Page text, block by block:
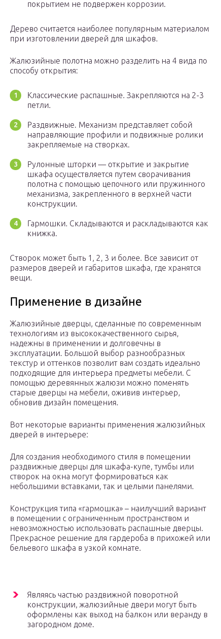
покрытием не подвержен коррозии.
Дерево считается наиболее популярным материалом
при изготовлении дверей для шкафов.
Жалюзийные полотна можно разделить на 4 вида по
способу открытия:
Классические распашные. Закрепляются на 2-3
петли.
Раздвижные. Механизм представляет собой
направляющие профили и подвижные ролики
закрепляемые на створках.
Рулонные шторки — открытие и закрытие
шкафа осуществляется путем сворачивания
полотна с помощью цепочного или пружинного
механизма, закрепленного в верхней части
конструкции.
Гармошки. Складываются и раскладываются как
книжка.
Створок может быть 1, 2, 3 и более. Все зависит от
размеров дверей и габаритов шкафа, где хранятся
вещи.
Применение в дизайне
Жалюзийные дверцы, сделанные по современным
технологиям из высококачественного сырья,
надежны в применении и долговечны в
эксплуатации. Большой выбор разнообразных
текстур и оттенков позволит вам создать идеально
подходящие для интерьера предметы мебели. С
помощью деревянных жалюзи можно поменять
старые дверцы на мебели, оживив интерьер,
обновив дизайн помещения.
Вот некоторые варианты применения жалюзийных
дверей в интерьере:
Для создания необходимого стиля в помещении
раздвижные дверцы для шкафа-купе, тумбы или
створок на окна могут формироваться как
небольшими вставками, так и целыми панелями.
Конструкция типа «гармошка» – наилучший вариант
в помещении с ограниченным пространством и
невозможностью использовать распашные дверцы.
Прекрасное решение для гардероба в прихожей или
бельевого шкафа в узкой комнате.
Являясь частью раздвижной поворотной
конструкции, жалюзийные двери могут быть
оформлены как выход на балкон или веранду в
загородном доме.